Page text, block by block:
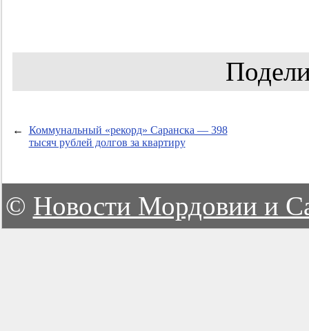
←
Коммунальный «рекорд» Саранска — 398
тысяч рублей долгов за квартиру
© Новости Мордовии и